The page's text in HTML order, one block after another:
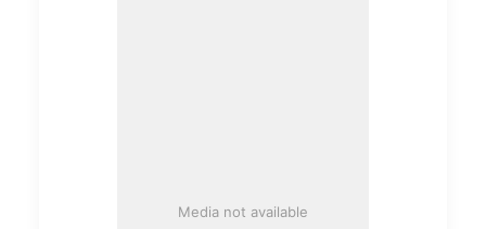
Media not available